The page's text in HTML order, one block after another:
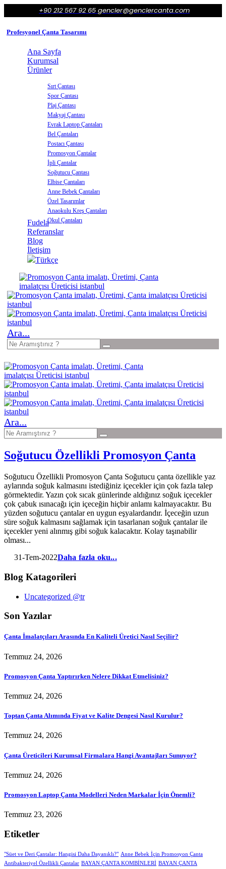
+90 212 567 92 65 gencler@genclercanta.com
Profesyonel Çanta Tasarımı
Ana Sayfa
Kurumsal
Ürünler
Sırt Çantası
Spor Çantası
Plaj Çantası
Makyaj Çantası
Evrak Laptop Çantaları
Bel Çantaları
Postacı Çantası
Promosyon Çantalar
İpli Çantalar
Soğutucu Çantası
Elbise Çantaları
Anne Bebek Çantaları
Özel Tasarımlar
Anaokulu Kreş Çantaları
Okul Çantaları
Fudela
Referanslar
Blog
İletişim
Türkçe
Ara...
Ara...
Soğutucu Özellikli Promosyon Çanta
Soğutucu Özellikli Promosyon Çanta Soğutucu çanta özellikle yaz
aylarında soğuk kalmasını istediğiniz içecekler için çok fazla talep
görmektedir. Yazın çok sıcak günlerinde aldığınız soğuk içecekler
çok çabuk ısınacağı için içeceğin hiçbir anlamı kalmayacaktır. Bu
yüzden soğutucu çantalar en uygun eşyalardandır. İçeceğin uzun
süre soğuk kalmasını sağlamak için tasarlanan soğuk çantalar ile
içecekler yeni alınmış gibi soğuk kalacaktır. Kolay taşınabilir
olması...
31-Tem-2022Daha fazla oku...
Blog Katagorileri
Uncategorized @tr
Son Yazılar
Çanta İmalatçıları Arasında En Kaliteli Üretici Nasıl Seçilir?
Temmuz 24, 2026
Promosyon Çanta Yaptırırken Nelere Dikkat Etmelisiniz?
Temmuz 24, 2026
Toptan Çanta Alımında Fiyat ve Kalite Dengesi Nasıl Kurulur?
Temmuz 24, 2026
Çanta Üreticileri Kurumsal Firmalara Hangi Avantajları Sunuyor?
Temmuz 24, 2026
Promosyon Laptop Çanta Modelleri Neden Markalar İçin Önemli?
Temmuz 23, 2026
Etiketler
"Süet ve Deri Çantalar: Hangisi Daha Dayanıklı?" Anne Bebek İçin Promosyon Çanta
Antibakteriyel Özellikli Çantalar BAYAN ÇANTA KOMBİNLERİ BAYAN ÇANTA